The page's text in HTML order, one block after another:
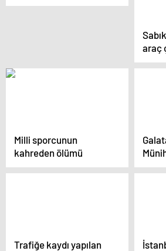
Kontrolden çıkan araç
araç
yaralı
Milli sporcunun
kahreden ölümü
Trafiğe kaydı yapılan